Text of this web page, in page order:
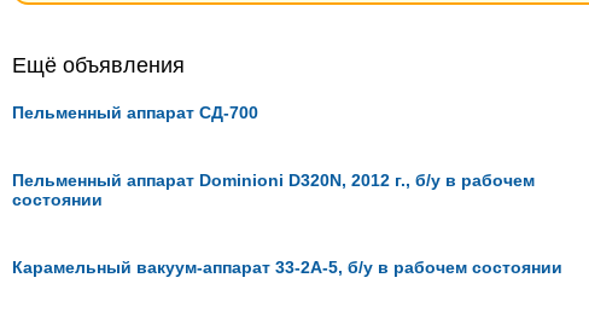
Ещё объявления
Пельменный аппарат СД-700
Пельменный аппарат Dominioni D320N, 2012 г., б/у в рабочем
состоянии
Карамельный вакуум-аппарат 33-2А-5, б/у в рабочем состоянии